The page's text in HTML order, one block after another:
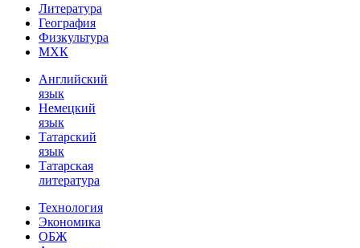
Литература
География
Физкультура
МХК
Английский
язык
Немецкий
язык
Татарский
язык
Татарская
литература
Технология
Экономика
ОБЖ